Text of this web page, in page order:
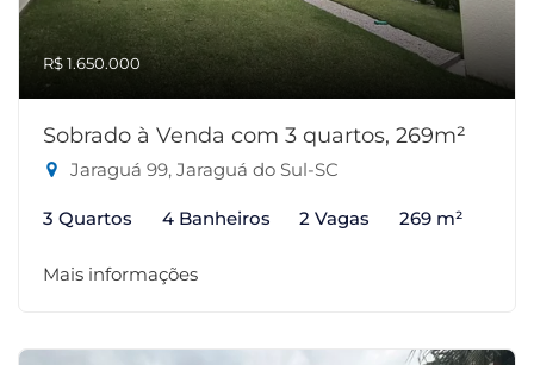
R$ 1.650.000
Sobrado à Venda com 3 quartos, 269m²
Jaraguá 99, Jaraguá do Sul-SC
3 Quartos 4 Banheiros 2 Vagas 269 m²
Mais informações